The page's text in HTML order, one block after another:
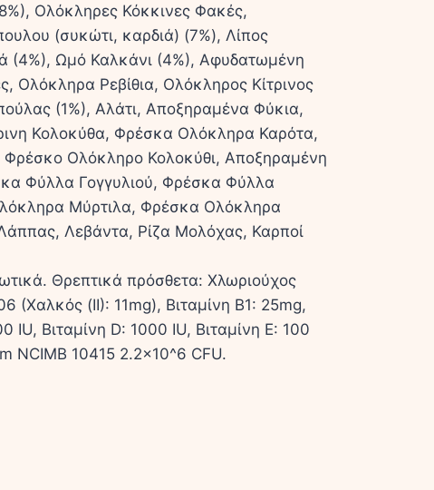
Ολόκληρες Κόκκινες Φακές,
(συκώτι, καρδιά) (7%), Λίπος
(4%), Ωμό Καλκάνι (4%), Αφυδατωμένη
Ολόκληρα Ρεβίθια, Ολόκληρος Κίτρινος
(1%), Αλάτι, Αποξηραμένα Φύκια,
Κολοκύθα, Φρέσκα Ολόκληρα Καρότα,
Ολόκληρο Κολοκύθι, Αποξηραμένη
Φύλλα Γογγυλιού, Φρέσκα Φύλλα
Μύρτιλα, Φρέσκα Ολόκληρα
Λεβάντα, Ρίζα Μολόχας, Καρποί
Θρεπτικά πρόσθετα: Χλωριούχος
(Χαλκός (II): 11mg), Βιταμίνη B1: 25mg,
IU, Βιταμίνη D: 1000 IU, Βιταμίνη E: 100
NCIMB 10415 2.2×10^6 CFU.